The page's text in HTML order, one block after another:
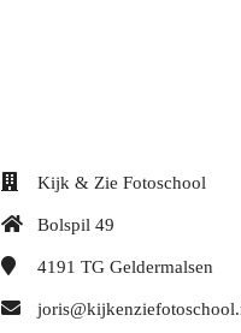
Kijk & Zie Fotoschool
Bolspil 49
4191 TG Geldermalsen